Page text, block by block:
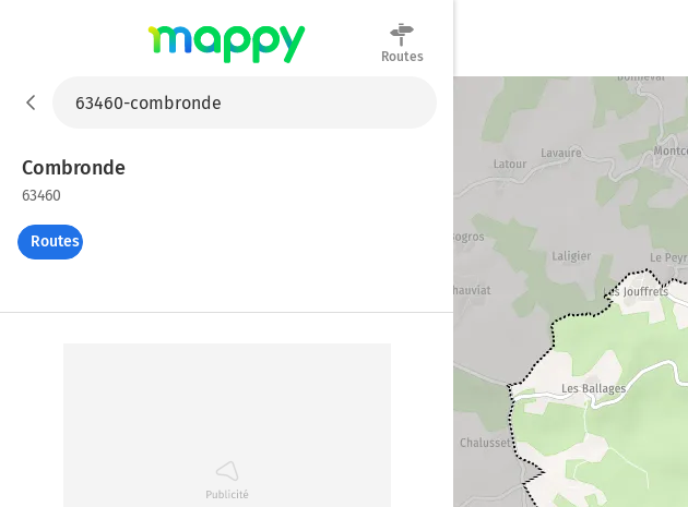
Routes
Combronde
63460
Routes